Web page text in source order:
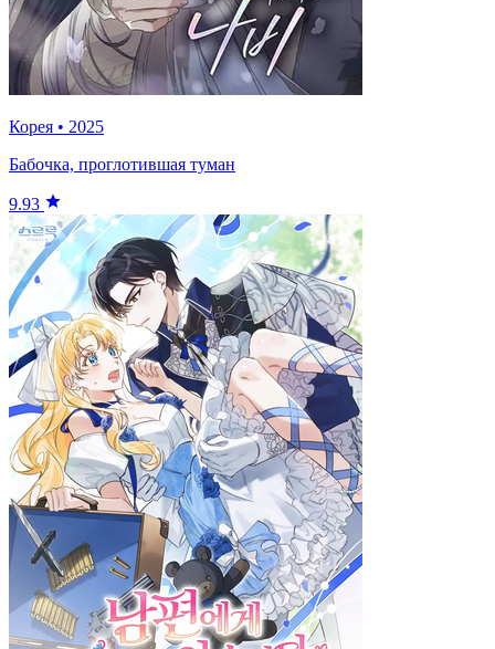
Корея • 2025
Бабочка, проглотившая туман
9.93